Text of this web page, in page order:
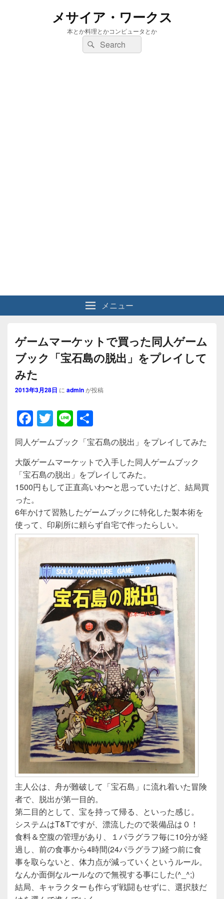
メサイア・ワークス
本とか料理とかコンピュータとか
検
索:
検
索
メニュー
ゲームマーケットで買った同人ゲーム
ブック「宝石島の脱出」をプレイして
みた
2013年3月28日 に adminが投稿
F
a
c
e
b
o
o
k
T
wi
tt
er
Li
n
e
有
同人ゲームブック「宝石島の脱出」をプレイしてみた
大阪ゲームマーケットで入手した同人ゲームブック
「宝石島の脱出」をプレイしてみた。
1500円もして正直高いわ〜と思っていたけど、結局買
った。
6年かけて習熟したゲームブックに特化した製本術を
使って、印刷所に頼らず自宅で作ったらしい。
主人公は、舟が難破して「宝石島」に流れ着いた冒険
者で、脱出が第一目的。
第二目的として、宝を持って帰る、といった感じ。
システムはT&Tですが、漂流したので装備品は０！
食料＆空腹の管理があり、１パラグラフ毎に10分が経
過し、前の食事から4時間(24パラグラフ)経つ前に食
事を取らないと、体力点が減っていくというルール。
なんか面倒なルールなので無視する事にした(^_^;)
結局、キャラクターも作らず戦闘もせずに、選択肢だ